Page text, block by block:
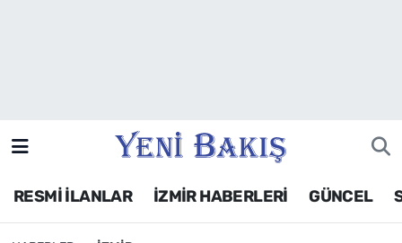
RESMİ İLANLAR İZMİR HABERLERİ GÜNCEL
Siyaset